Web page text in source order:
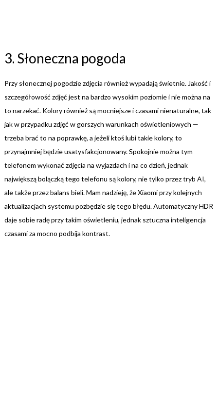
3. Słoneczna pogoda
Przy słonecznej pogodzie zdjęcia również wypadają świetnie. Jakość i
szczegółowość zdjęć jest na bardzo wysokim poziomie i nie można na
to narzekać. Kolory również są mocniejsze i czasami nienaturalne, tak
jak w przypadku zdjęć w gorszych warunkach oświetleniowych —
trzeba brać to na poprawkę, a jeżeli ktoś lubi takie kolory, to
przynajmniej będzie usatysfakcjonowany. Spokojnie można tym
telefonem wykonać zdjęcia na wyjazdach i na co dzień, jednak
największą bolączką tego telefonu są kolory, nie tylko przez tryb AI,
ale także przez balans bieli. Mam nadzieję, że Xiaomi przy kolejnych
aktualizacjach systemu pozbędzie się tego błędu. Automatyczny HDR
daje sobie radę przy takim oświetleniu, jednak sztuczna inteligencja
czasami za mocno podbija kontrast.